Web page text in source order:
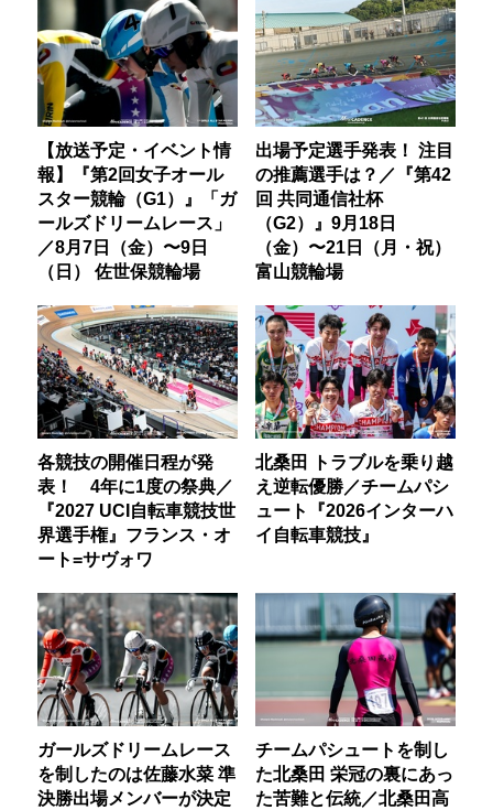
【放送予定・イベント情
報】『第2回女子オール
スター競輪（G1）』「ガ
ールズドリームレース」
／8月7日（金）〜9日
（日） 佐世保競輪場
出場予定選手発表！ 注目
の推薦選手は？／『第42
回 共同通信社杯
（G2）』9月18日
（金）〜21日（月・祝）
富山競輪場
各競技の開催日程が発
表！ 4年に1度の祭典／
『2027 UCI自転車競技世
界選手権』フランス・オ
ート=サヴォワ
北桑田 トラブルを乗り越
え逆転優勝／チームパシ
ュート『2026インターハ
イ自転車競技』
ガールズドリームレース
を制したのは佐藤水菜 準
決勝出場メンバーが決定
チームパシュートを制し
た北桑田 栄冠の裏にあっ
た苦難と伝統／北桑田高